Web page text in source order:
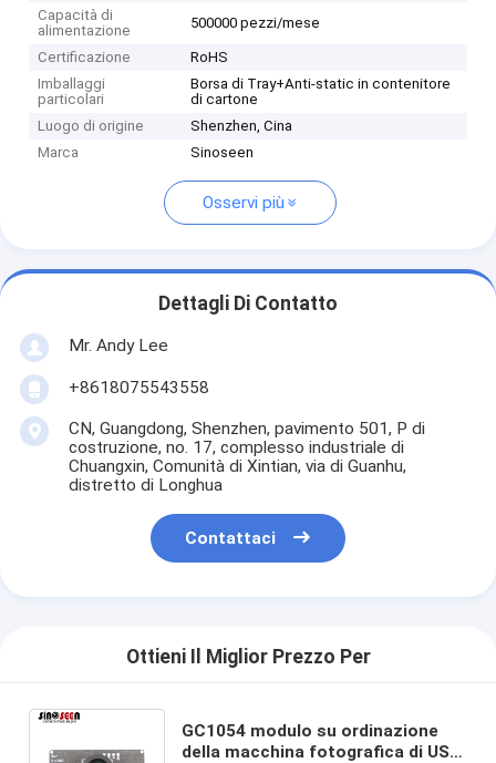
Capacità di
alimentazione
500000 pezzi/mese
Certificazione
RoHS
Imballaggi
particolari
Borsa di Tray+Anti-static in contenitore
di cartone
Luogo di origine
Shenzhen, Cina
Marca
Sinoseen
Osservi più
Dettagli Di Contatto
Mr. Andy Lee
+8618075543558
CN, Guangdong, Shenzhen, pavimento 501, P di
costruzione, no. 17, complesso industriale di
Chuangxin, Comunità di Xintian, via di Guanhu,
distretto di Longhua
Contattaci
Ottieni Il Miglior Prezzo Per
GC1054 modulo su ordinazione
della macchina fotografica di USB